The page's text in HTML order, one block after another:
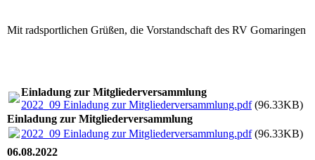
Mit radsportlichen Grüßen, die Vorstandschaft des RV Gomaringen
Einladung zur Mitgliederversammlung
2022_09 Einladung zur Mitgliederversammlung.pdf(96.33KB)
Einladung zur Mitgliederversammlung
2022_09 Einladung zur Mitgliederversammlung.pdf(96.33KB)
06.08.2022